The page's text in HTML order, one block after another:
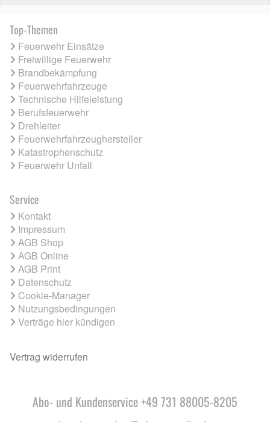
Top-Themen
Feuerwehr Einsätze
Freiwillige Feuerwehr
Brandbekämpfung
Feuerwehrfahrzeuge
Technische Hilfeleistung
Berufsfeuerwehr
Drehleiter
Feuerwehrfahrzeughersteller
Katastrophenschutz
Feuerwehr Unfall
Service
Kontakt
Impressum
AGB Shop
AGB Online
AGB Print
Datenschutz
Cookie-Manager
Nutzungsbedingungen
Verträge hier kündigen
Vertrag widerrufen
Abo- und Kundenservice +49 731 88005-8205